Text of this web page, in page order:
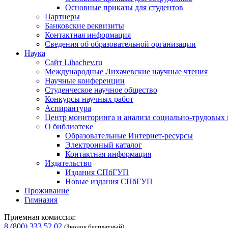
Основные приказы для студентов
Партнеры
Банковские реквизиты
Контактная информация
Сведения об образовательной организации
Наука
Сайт Lihachev.ru
Международные Лихачевские научные чтения
Научные конференции
Студенческое научное общество
Конкурсы научных работ
Аспирантура
Центр мониторинга и анализа социально-трудовых
О библиотеке
Образовательные Интернет-ресурсы
Электронный каталог
Контактная информация
Издательство
Издания СПбГУП
Новые издания СПбГУП
Проживание
Гимназия
Приемная комиссия:
8 (800) 333 52 02